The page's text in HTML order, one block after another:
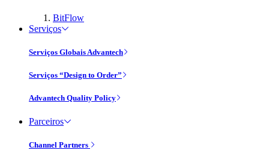
BitFlow
Serviços
Serviços Globais Advantech
Serviços “Design to Order”
Advantech Quality Policy
Parceiros
Channel Partners